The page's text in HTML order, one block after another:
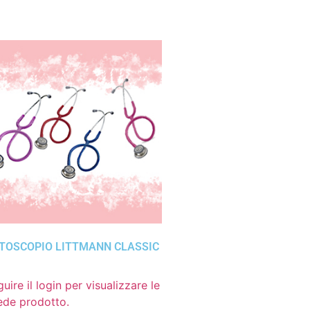
LITTMANN CLASSIC
il login per visualizzare le
prodotto.